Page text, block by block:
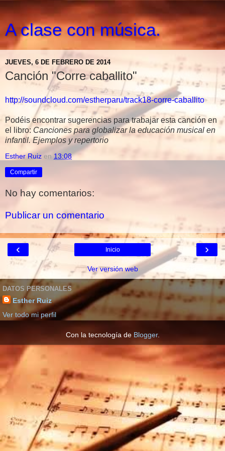
A clase con música.
JUEVES, 6 DE FEBRERO DE 2014
Canción "Corre caballito"
http://soundcloud.com/estherparu/track18-corre-caballito
Podéis encontrar sugerencias para trabajar esta canción en
el libro: Canciones para globalizar la educación musical en
infantil. Ejemplos y repertorio
Esther Ruiz en 13:08
Compartir
No hay comentarios:
Publicar un comentario
‹ ›
Inicio
Ver versión web
DATOS PERSONALES
Esther Ruiz
Ver todo mi perfil
Con la tecnología de Blogger.